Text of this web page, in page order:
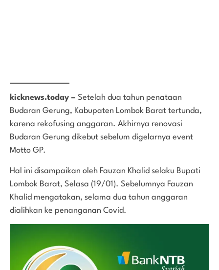
kicknews.today – Setelah dua tahun penataan
Budaran Gerung, Kabupaten Lombok Barat tertunda,
karena rekofusing anggaran. Akhirnya renovasi
Budaran Gerung dikebut sebelum digelarnya event
Motto GP.
Hal ini disampaikan oleh Fauzan Khalid selaku Bupati
Lombok Barat, Selasa (19/01). Sebelumnya Fauzan
Khalid mengatakan, selama dua tahun anggaran
dialihkan ke penanganan Covid.